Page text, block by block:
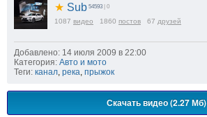
★ Sub 54593 | 0
1087 видео 1860 постов 67 друзей
Добавлено: 14 июля 2009 в 22:00
Категория: Авто и мото
Теги: канал река прыжок
Скачать видео (2.27 Мб)